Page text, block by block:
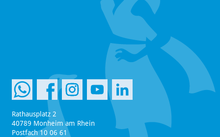
Rathausplatz 2
40789 Monheim am Rhein
Postfach 10 06 61